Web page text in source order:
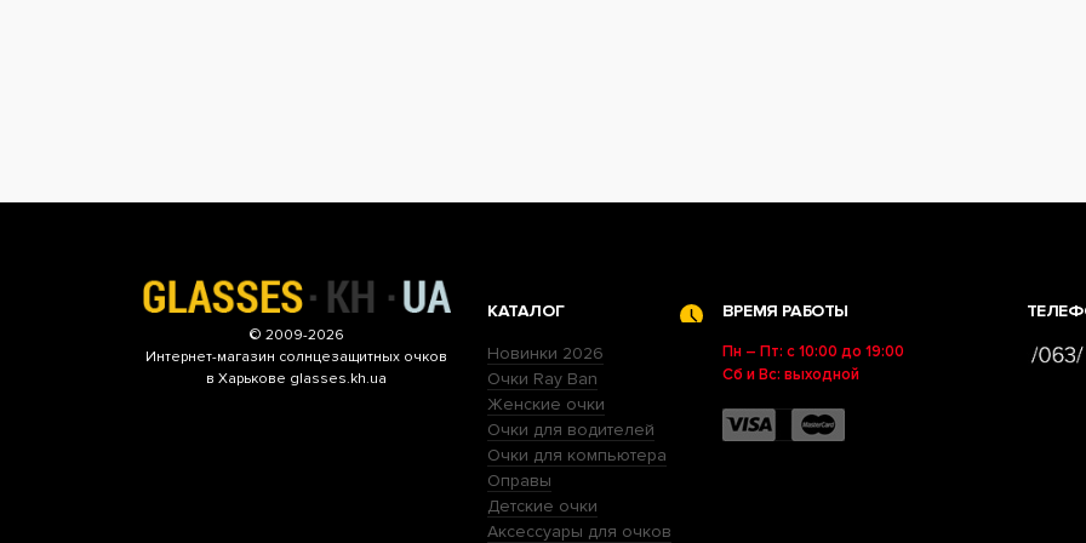
© 2009-2026
Интернет-магазин солнцезащитных очков
в Харькове glasses.kh.ua
КАТАЛОГ
Новинки 2026
Очки Ray Ban
Женские очки
Очки для водителей
Очки для компьютера
Оправы
Детские очки
Аксессуары для очков
ВРЕМЯ РАБОТЫ
Пн – Пт: с 10:00 до 19:00
Сб и Вс: выходной